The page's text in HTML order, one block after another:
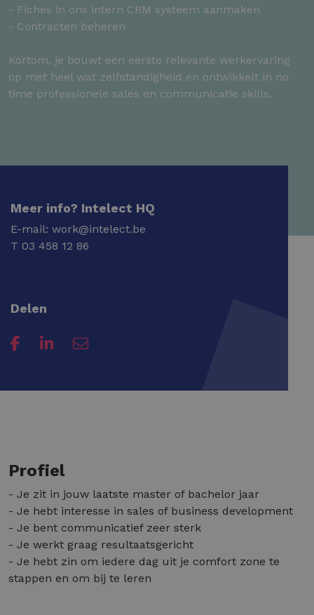
- Fiches in ons intern CRM systeem aanmaken
- Contracten beheren
Kortom, je bouwt een eerste relevante werkervaring
op met heel wat zelfstandigheid en ontwikkelt in no
time professionele sales en communicatie skills.
Meer info? Intelect HQ
E-mail: work@intelect.be
T 03 458 12 86
Delen
Profiel
- Je zit in jouw laatste master of bachelor jaar
- Je hebt interesse in sales of business development
- Je bent communicatief zeer sterk
- Je werkt graag resultaatsgericht
- Je hebt zin om iedere dag uit je comfort zone te
stappen en om bij te leren